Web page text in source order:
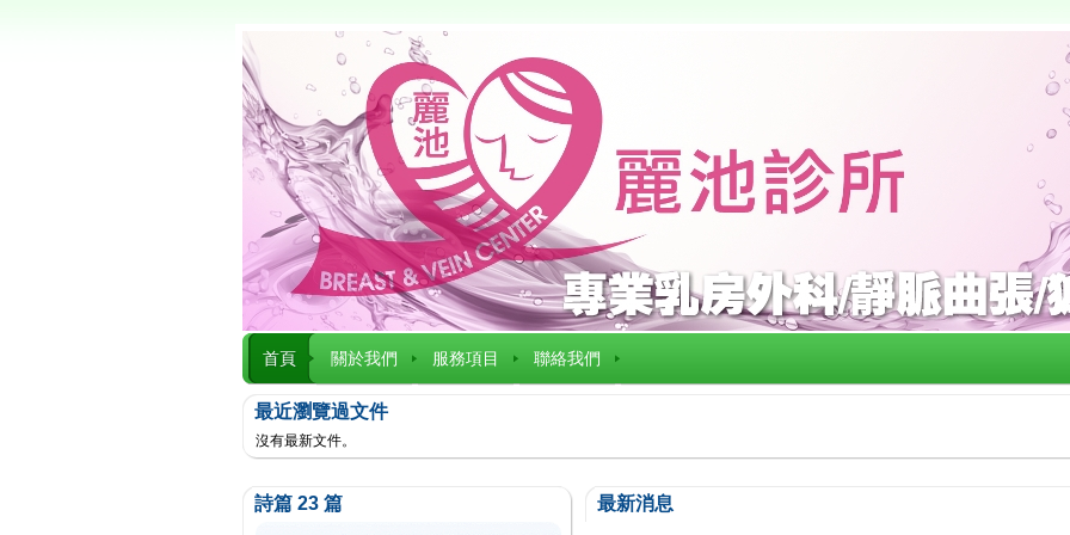
首頁 關於我們 服務項目 聯絡我們
最近瀏覽過文件
沒有最新文件。
詩篇 23 篇 最新消息